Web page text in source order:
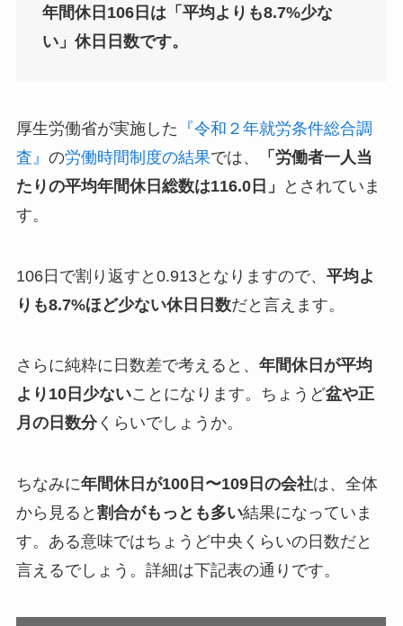
年間休日106日は「平均よりも8.7%少な
い」休日日数です。
厚生労働省が実施した 『令和２年就労条件総合調
査』 の労働時間制度の結果では、
「労働者一人当
たりの平均年間休日総数は116.0日」
とされていま
す。
106日で割り返すと0.913となりますので、 平均よ
りも8.7%ほど少ない休日日数だと言えます。
さらに純粋に日数差で考えると、 年間休日が平均
より10日少ないことになります。ちょうど盆や正
月の日数分くらいでしょうか。
ちなみに年間休日が100日〜109日の会社は、全体
から見ると 割合がもっとも多い結果になっていま
す。ある意味ではちょうど中央くらいの日数だと
言えるでしょう。詳細は下記表の通りです。